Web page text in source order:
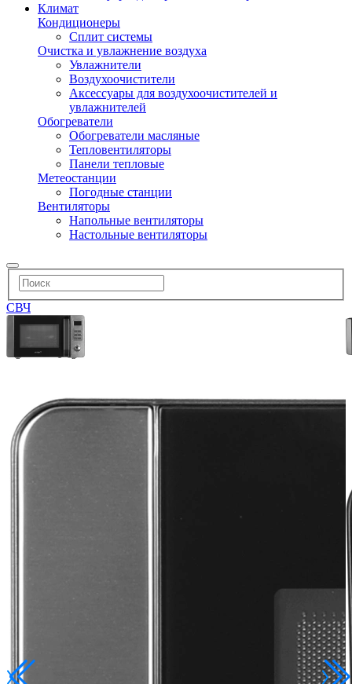
Климат
Кондиционеры
Сплит системы
Очистка и увлажнение воздуха
Увлажнители
Воздухоочистители
Аксессуары для воздухоочистителей и
увлажнителей
Обогреватели
Обогреватели масляные
Тепловентиляторы
Панели тепловые
Метеостанции
Погодные станции
Вентиляторы
Напольные вентиляторы
Настольные вентиляторы
СВЧ